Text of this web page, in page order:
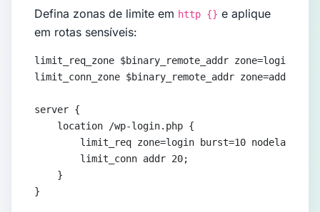
Defina zonas de limite em http {} e aplique
em rotas sensíveis:
limit_req_zone $binary_remote_addr
limit_conn_zone $binary_remote_addr zone=addr:10m;
server {
    location /wp-login.php {
        limit_req zone=login burst=10 nodelay;
        limit_conn addr 20;
    }
}